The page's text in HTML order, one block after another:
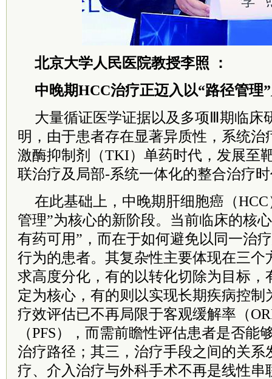
北京大学人民医院教授李照 ：
中晚期HCC治疗正迈入以“路径管理
大量循证医学证据以及多项Ⅲ期临床
明，由于患者存在显著异质性，系统治
激酶抑制剂（TKI）单药时代，发展至
联治疗及局部-系统一体化的整合治疗
在此基础上，中晚期肝细胞癌（
管理”为核心的新阶段。当前临床的核
有药可用”，而在于如何避免以同一治
行为的患者。其复杂性主要体现在三个
求高度分化，有的以转化切除为目标，
定为核心，有的则以实现长期疾病控制
疗效评估已不再局限于客观缓解率（
（PFS），而需前瞻性评估患者是否能
治疗路径；其三，治疗手段之间的关系
疗、介入治疗与外科手术不再是线性串